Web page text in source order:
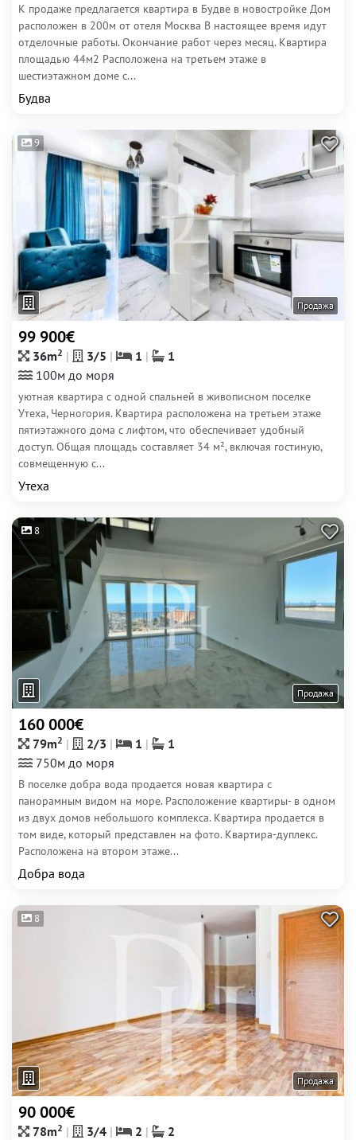
К продаже предлагается квартира в Будве в новостройке Дом
расположен в 200м от отеля Москва В настоящее время идут
отделочные работы. Окончание работ через месяц. Квартира
площадью 44м2 Расположена на третьем этаже в
шестиэтажном доме с...
Будва
9
Продажа
99 900€
36m2 3/5 1
1
100м до моря
уютная квартира с одной спальней в живописном поселке
Утеха, Черногория. Квартира расположена на третьем этаже
пятиэтажного дома с лифтом, что обеспечивает удобный
доступ. Общая площадь составляет 34 м², включая гостиную,
совмещенную с...
Утеха
8
Продажа
160 000€
79m2 2/3 1
1
750м до моря
В поселке добра вода продается новая квартира с
панорамным видом на море. Расположение квартиры- в одном
из двух домов небольшого комплекса. Квартира продается в
том виде, который представлен на фото. Квартира-дуплекс.
Расположена на втором этаже...
Добра вода
8
Продажа
90 000€
78m2 3/4 2 2